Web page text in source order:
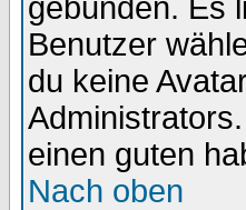
gebunden. Es
Benutzer
du keine
einen guten
Nach oben